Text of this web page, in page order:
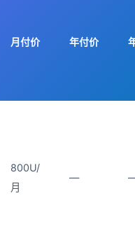
月付价 年付价
800U/
月
—